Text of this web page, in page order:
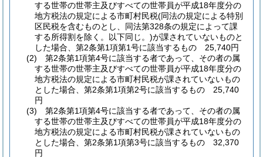
する世帯の世帯主及びすべての世帯員が平成18年度分の
地方税法の規定による市町村民税(同法の規定による特別
区民税を含むものとし、同法第328条の規定によって課
する所得割を除く。以下同じ。)が課されていないものと
した場合、第2条第1項第1号に該当するもの 25,740円
(2)
第2条第1項第4号に該当する者であって、その者の属
する世帯の世帯主及びすべての世帯員が平成18年度分の
地方税法の規定による市町村民税が課されていないもの
とした場合、第2条第1項第2号に該当するもの 25,740
円
(3)
第2条第1項第4号に該当する者であって、その者の属
する世帯の世帯主及びすべての世帯員が平成18年度分の
地方税法の規定による市町村民税が課されていないもの
とした場合、第2条第1項第3号に該当するもの 32,370
円